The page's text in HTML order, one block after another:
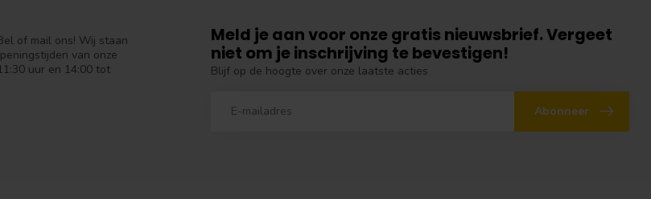
of mail ons! Wij staan
van onze
uur en 14:00 tot
Meld je aan voor onze gratis nieuwsbrief. Vergeet
niet om je inschrijving te bevestigen!
Blijf op de hoogte over onze laatste acties
Abonneer